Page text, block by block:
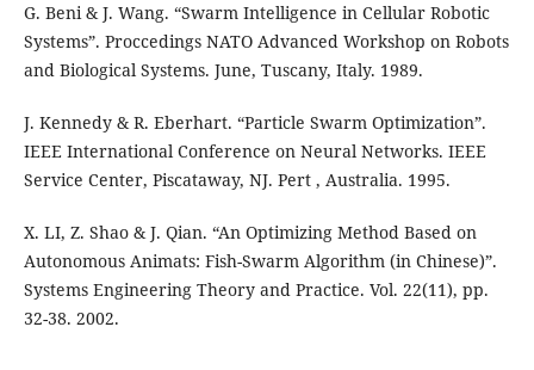
G. Beni & J. Wang. “Swarm Intelligence in Cellular Robotic
Systems”. Proccedings NATO Advanced Workshop on Robots
and Biological Systems. June, Tuscany, Italy. 1989.
J. Kennedy & R. Eberhart. “Particle Swarm Optimization”.
IEEE International Conference on Neural Networks. IEEE
Service Center, Piscataway, NJ. Pert , Australia. 1995.
X. LI, Z. Shao & J. Qian. “An Optimizing Method Based on
Autonomous Animats: Fish-Swarm Algorithm (in Chinese)”.
Systems Engineering Theory and Practice. Vol. 22(11), pp.
32-38. 2002.